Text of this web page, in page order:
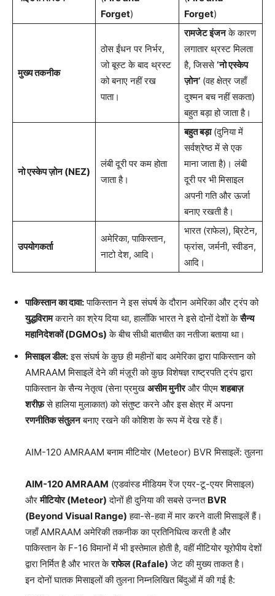
Forget)
Forget)
मुख्य तकनीक
ठोस ईंधन पर निर्भर,
जो बूस्ट के बाद थ्रस्ट
को बनाए नहीं रख
पाता।
रामजेट इंजनके कारण
लगातार थ्रस्ट मिलता
है, जिससे‘नो एस्केप
ज़ोन’ (वह क्षेत्र जहाँ
दुश्मन बच नहीं सकता)
बहुत बड़ा हो जाता है।
नो एस्केप ज़ोन (NEZ)
लंबी दूरी पर कम होता
जाता है।
बहुत बड़ा(दुनिया में
सर्वश्रेष्ठ में से एक
माना जाता है)। लंबी
दूरी पर भी मिसाइल
अपनी गति और ऊर्जा
बनाए रखती है।
उपयोगकर्ता
अमेरिका, पाकिस्तान,
नाटो देश, आदि।
भारत (राफेल), ब्रिटेन,
फ्रांस, जर्मनी, स्वीडन,
आदि।
पाकिस्तान का दावा:पाकिस्तान ने इस संघर्ष के दौरान अमेरिका और ट्रंप को
युद्धविरामकराने का श्रेय दिया था, हालाँकि भारत ने इसे दोनों देशों केसैन्य
महानिदेशकों (DGMOs) के बीच सीधी बातचीत का नतीजा बताया था।
मिसाइल डील:इस संघर्ष के कुछ ही महीनों बाद अमेरिका द्वारा पाकिस्तान को
AMRAAM मिसाइलें देने की मंज़ूरी को कुछ विशेषज्ञ राष्ट्रपति ट्रंप द्वारा
पाकिस्तान के सैन्य नेतृत्व (सेना प्रमुख असीम मुनीरऔर पीएमशहबाज़
शरीफ़से हालिया मुलाकात) को संतुष्ट करने और इस क्षेत्र में अपना
रणनीतिक संतुलनबनाए रखने की कोशिश के रूप में देख रहे हैं।
AIM-120 AMRAAM बनाम मीटियोर (Meteor) BVR मिसाइलें: तुलना
AIM-120 AMRAAM (एडवांस्ड मीडियम रेंज एयर-टू-एयर मिसाइल)
औरमीटियोर (Meteor) दोनों ही दुनिया की सबसे उन्नत BVR
(Beyond Visual Range) हवा-से-हवा में मार करने वाली मिसाइलें हैं।
जहाँ AMRAAM अमेरिकी तकनीक का प्रतिनिधित्व करती है और
पाकिस्तान के F-16 विमानों में भी इस्तेमाल होती है, वहीं मीटियोर यूरोपीय देशों
द्वारा निर्मित है और भारत केराफेल (Rafale) जेट की मुख्य ताकत है।
इन दोनों घातक मिसाइलों की तुलना निम्नलिखित बिंदुओं में की गई है: